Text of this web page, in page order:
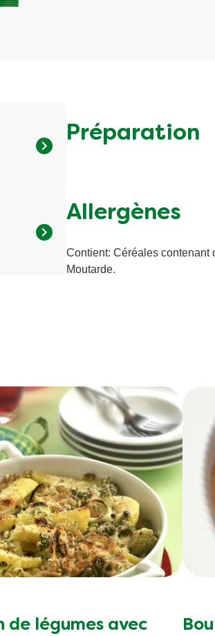
3.8 g
1.2 g
27 g
1 g
12 g
39.1 g
Préparation
Allergènes
Contient: Céréales
Moutarde.
de légumes avec